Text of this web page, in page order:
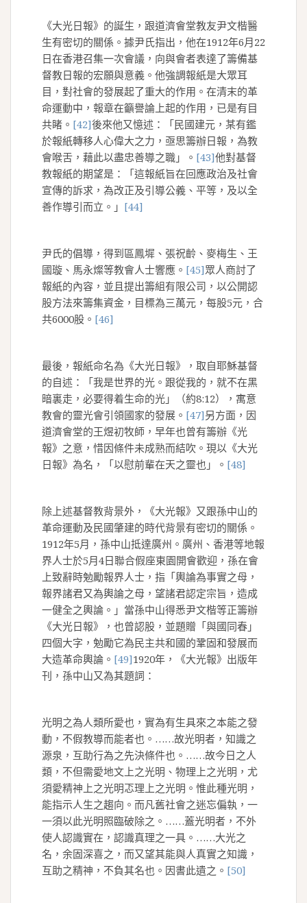
《大光日報》的誕生，跟道濟會堂教友尹文楷醫
生有密切的關係。據尹氏指出，他在1912年6月22
日在香港召集一次會議，向與會者表達了籌備基
督教日報的宏願與意義。他強調報紙是大眾耳
目，對社會的發展起了重大的作用。在清末的革
命運動中，報章在籲譽論上起的作用，已是有目
共睹。 [42]後來他又憶述：「民國建元，某有鑑
於報紙轉移人心偉大之力，亟思籌辦日報，為教
會喉舌，藉此以盡忠善導之職」。 [43]他對基督
教報紙的期望是：「這報紙旨在回應政治及社會
宣傳的訴求，為改正及引導公義、平等，及以全
善作導引而立。」 [44]
尹氏的倡導，得到區鳳墀、張祝齡、麥梅生、王
國璇、馬永燦等教會人士響應。 [45]眾人商討了
報紙的內容，並且提出籌組有限公司，以公開認
股方法來籌集資金，目標為三萬元，每股5元，合
共6000股。 [46]
最後，報紙命名為《大光日報》，取自耶穌基督
的自述：「我是世界的光。跟從我的，就不在黑
暗裏走，必要得着生命的光」（約8:12），寓意
教會的靈光會引領國家的發展。 [47]另方面，因
道濟會堂的王煜初牧師，早年也曾有籌辦《光
報》之意，惜因條件未成熟而結吹。現以《大光
日報》為名，「以慰前輩在天之靈也」。 [48]
除上述基督教背景外，《大光報》又跟孫中山的
革命運動及民國肇建的時代背景有密切的關係。
1912年5月，孫中山抵達廣州。廣州、香港等地報
界人士於5月4日聯合假座東園開會歡迎，孫在會
上致辭時勉勵報界人士，指「輿論為事實之母，
報界諸君又為輿論之母，望諸君認定宗旨，造成
一健全之輿論。」當孫中山得悉尹文楷等正籌辦
《大光日報》，也曾認股，並題贈「與國同春」
四個大字，勉勵它為民主共和國的鞏固和發展而
大造革命輿論。 [49]1920年，《大光報》出版年
刊，孫中山又為其題詞：
光明之為人類所愛也，實為有生具來之本能之發
動，不假教導而能者也。……故光明者，知識之
源泉，互助行為之先決條件也。……故今日之人
類，不但需愛地文上之光明、物理上之光明，尤
須愛精神上之光明忑理上之光明。惟此種光明，
能指示人生之趨向。而凡舊社會之迷忘偏執，一
一須以此光明照臨破除之。……蓋光明者，不外
使人認識實在，認識真理之一具。……大光之
名，余固深喜之，而又望其能與人真實之知識，
互助之精神，不負其名也。因書此遺之。 [50]